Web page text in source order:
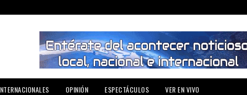
OPINIÓN ESPECTÁCULOS VER EN VIVO